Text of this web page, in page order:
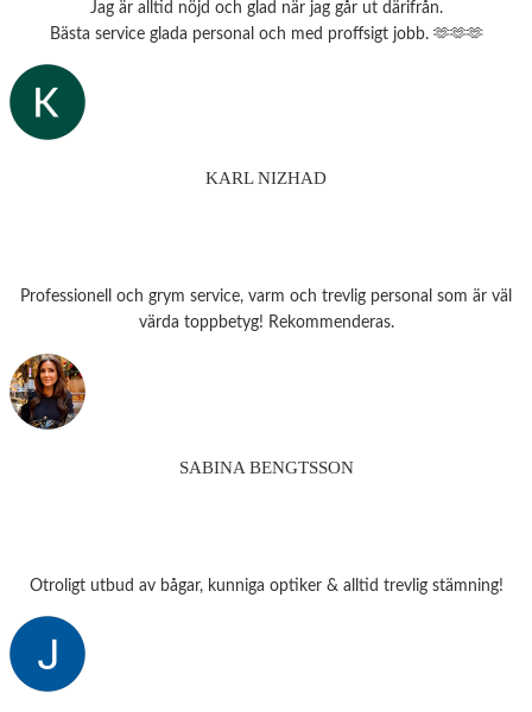
Jag är alltid nöjd och glad när jag går ut därifrån.
Bästa service glada personal och med proffsigt jobb. 🫶🫶🫶
KARL NIZHAD
Professionell och grym service, varm och trevlig personal som är väl
värda toppbetyg! Rekommenderas.
SABINA BENGTSSON
Otroligt utbud av bågar, kunniga optiker & alltid trevlig stämning!